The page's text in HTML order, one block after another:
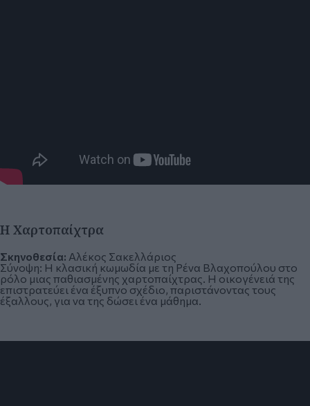
Η Χαρτοπαίχτρα
Σκηνοθεσία: Αλέκος Σακελλάριος
Σύνοψη: Η κλασική κωμωδία με τη Ρένα Βλαχοπούλου στο
ρόλο μιας παθιασμένης χαρτοπαίχτρας. Η οικογένειά της
επιστρατεύει ένα έξυπνο σχέδιο, παριστάνοντας τους
έξαλλους, για να της δώσει ένα μάθημα.